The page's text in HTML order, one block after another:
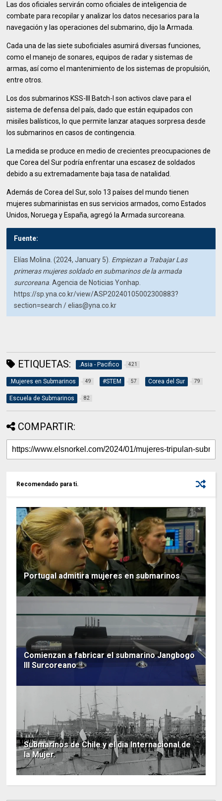
Las dos oficiales servirán como oficiales de inteligencia de
combate para recopilar y analizar los datos necesarios para la
navegación y las operaciones del submarino, dijo la Armada.
Cada una de las siete suboficiales asumirá diversas funciones,
como el manejo de sonares, equipos de radar y sistemas de
armas, así como el mantenimiento de los sistemas de propulsión,
entre otros.
Los dos submarinos KSS-III Batch-I son activos clave para el
sistema de defensa del país, dado que están equipados con
misiles balísticos, lo que permite lanzar ataques sorpresa desde
los submarinos en casos de contingencia.
La medida se produce en medio de crecientes preocupaciones de
que Corea del Sur podría enfrentar una escasez de soldados
debido a su extremadamente baja tasa de natalidad.
Además de Corea del Sur, solo 13 países del mundo tienen
mujeres submarinistas en sus servicios armados, como Estados
Unidos, Noruega y España, agregó la Armada surcoreana.
Fuente:
Elías Molina. (2024, January 5). Empiezan a Trabajar Las
primeras mujeres soldado en submarinos de la armada
surcoreana . Agencia de Noticias Yonhap.
https://sp.yna.co.kr/view/ASP20240105002300883?
section=search /elias@yna.co.kr
ETIQUETAS: .Asia - Pacifico 421
.Mujeres en Submarinos 49 #STEM 57 Corea del Sur 79
Escuela de Submarinos 82
COMPARTIR:
Recomendado para ti.
Portugal admitira mujeres en submarinos
Comienzan a fabricar el submarino Jangbogo
III Surcoreano
Submarinos de Chile y el dia Internacional de
la Mujer.